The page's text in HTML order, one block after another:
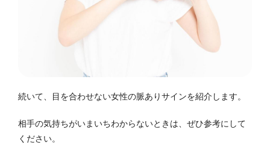
続いて、目を合わせない女性の脈ありサインを紹介します。
相手の気持ちがいまいちわからないときは、ぜひ参考にして
ください。